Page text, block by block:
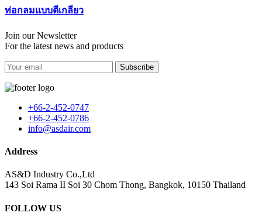
ท่อกลมแบบตีเกลียว
Join our Newsletter
For the latest news and products
Subscribe
+66-2-452-0747
+66-2-452-0786
info@asdair.com
Address
AS&D Industry Co.,Ltd
143 Soi Rama II Soi 30 Chom Thong, Bangkok, 10150 Thailand
FOLLOW US